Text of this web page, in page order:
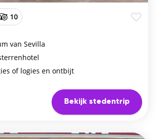
10
van Sevilla
of logies en ontbijt
Bekijk stedentrip